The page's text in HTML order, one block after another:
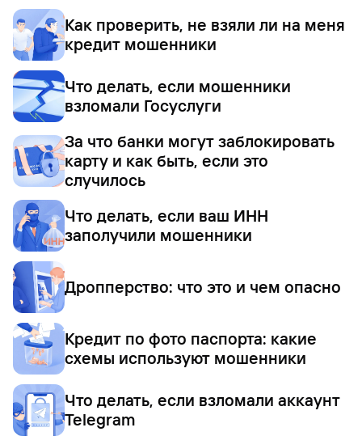
Как проверить, не взяли ли на меня
кредит мошенники
Что делать, если мошенники
взломали Госуслуги
За что банки могут заблокировать
карту и как быть, если это
случилось
Что делать, если ваш ИНН
заполучили мошенники
Дропперство: что это и чем опасно
Кредит по фото паспорта: какие
схемы используют мошенники
Что делать, если взломали аккаунт
Telegram